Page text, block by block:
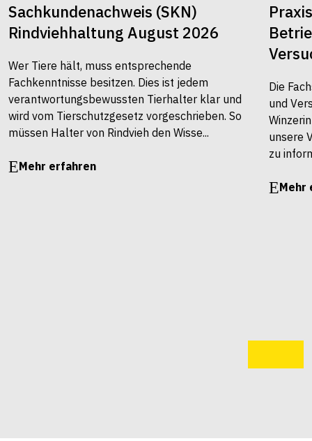
Sachkundenachweis (SKN)
Rindviehhaltung August 2026
Wer Tiere hält, muss entsprechende
Fachkenntnisse besitzen. Dies ist jedem
verantwortungsbewussten Tierhalter klar und
wird vom Tierschutzgesetz vorgeschrieben. So
müssen Halter von Rindvieh den Wisse...
Mehr erfahren
Die
und
unsere
zu
Mehr